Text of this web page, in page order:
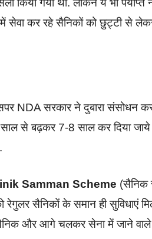
गया था. लेकिन ये भी पर्याप्त
में सेवा कर रहे सैनिकों को छुट्टी से
NDA सरकार ने दुबारा संसोधन
साल से बढ़कर 7-8 साल कर दिया
Samman Scheme (सैनिक
सैनिकों के समान ही सुविधाएं
और आगे चलकर सेना में जाने वाले